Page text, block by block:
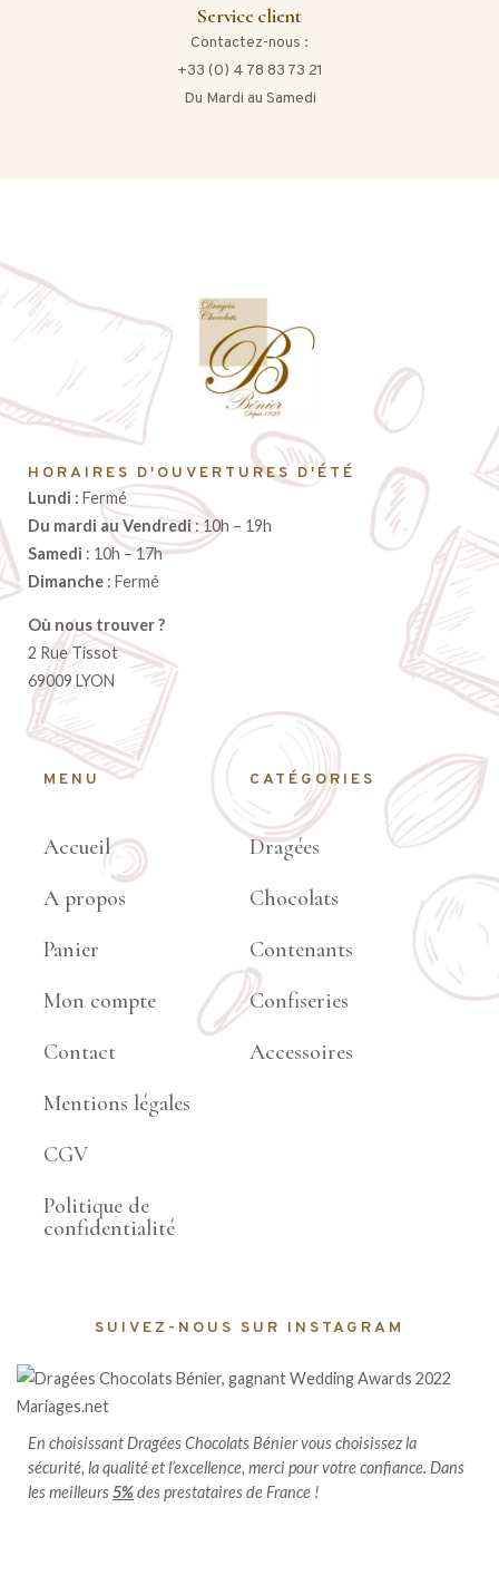
Service client
Contactez-nous :
+33 (0) 4 78 83 73 21
Du Mardi au Samedi
HORAIRES D'OUVERTURES D'ÉTÉ
Lundi : Fermé
Du mardi au Vendredi: 10h – 19h
Samedi : 10h – 17h
Dimanche : Fermé
Où nous trouver ?
2 Rue Tissot
69009 LYON
MENU
Accueil
A propos
Panier
Mon compte
Contact
Mentions légales
CGV
Politique de
confidentialité
CATÉGORIES
Dragées
Chocolats
Contenants
Confiseries
Accessoires
SUIVEZ-NOUS SUR INSTAGRAM
En choisissant Dragées Chocolats Bénier vous choisissez la
sécurité, la qualité et l’excellence, merci pour votre confiance. Dans
les meilleurs5%des prestataires de France !